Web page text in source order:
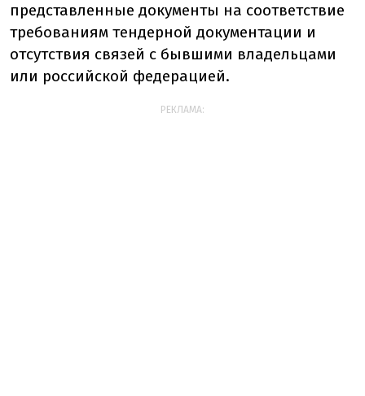
представленные документы на соответствие
требованиям тендерной документации и
отсутствия связей с бывшими владельцами
или российской федерацией.
РЕКЛАМА: